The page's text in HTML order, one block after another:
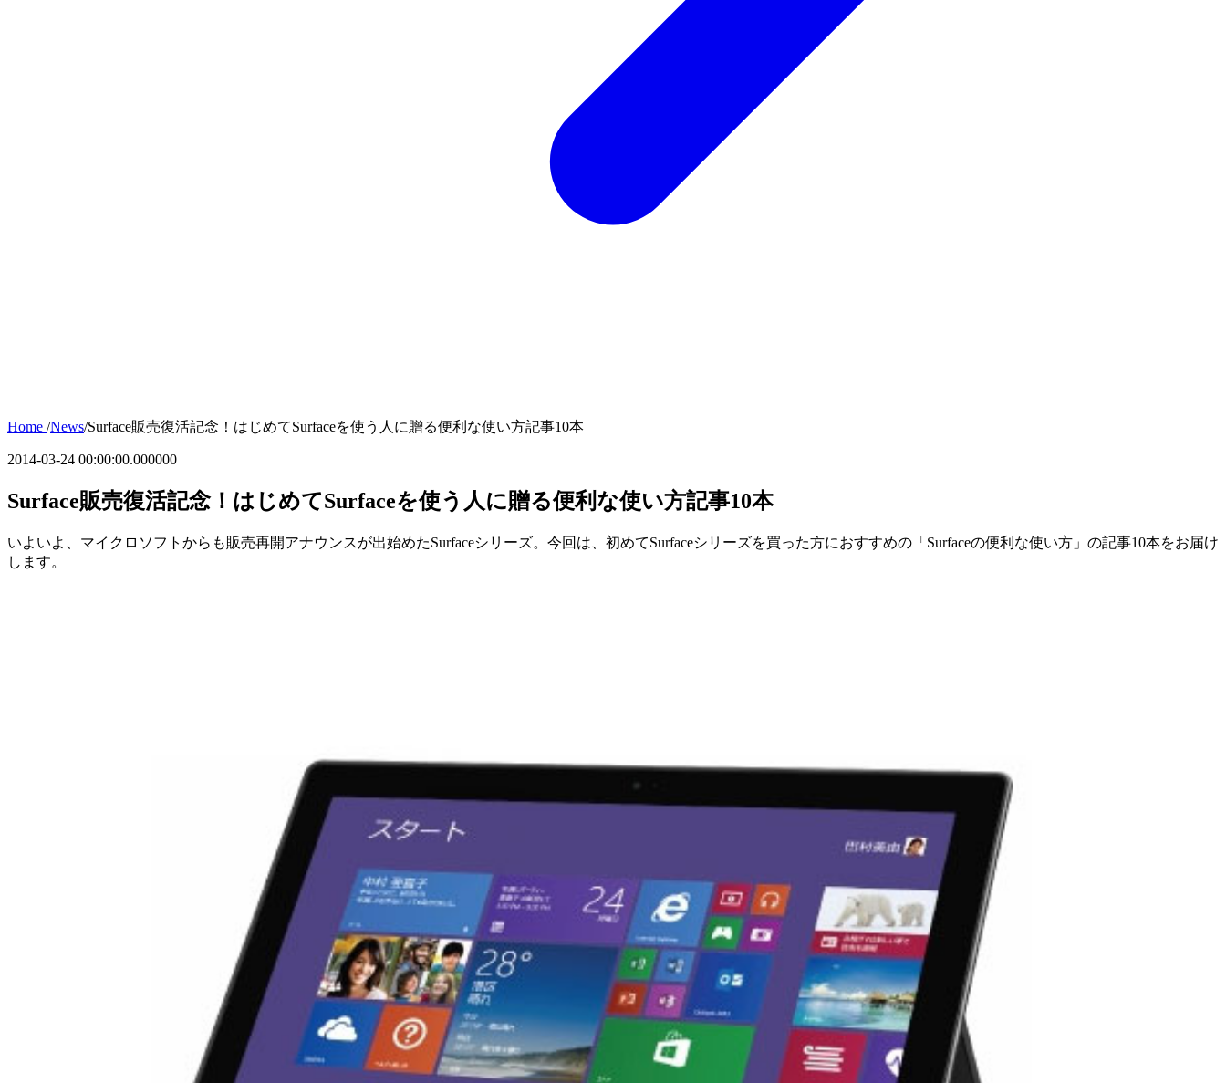
Home /News/Surface販売復活記念！はじめてSurfaceを使う人に贈る便利な使い方記事10本
2014-03-24 00:00:00.000000
Surface販売復活記念！はじめてSurfaceを使う人に贈る便利な使い方記事10本
いよいよ、マイクロソフトからも販売再開アナウンスが出始めたSurfaceシリーズ。今回は、初めてSurfaceシリーズを買った方におすすめの「Surfaceの便利な使い方」の記事10本をお届け
します。